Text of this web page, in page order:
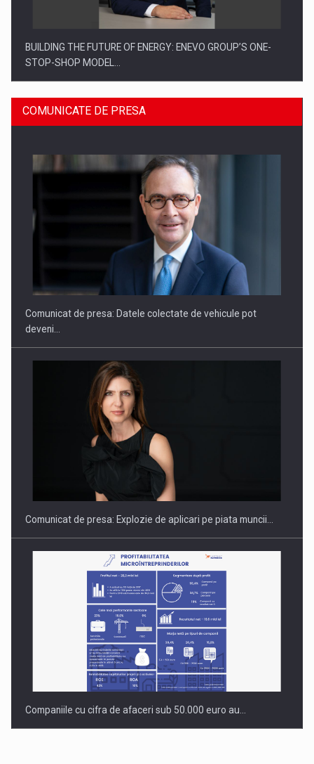
ROOTED IN ROMANIA, BUILT TO DELIVER TECHNOLOGY FOR
PUTTING ROMANIAN CORPORATE COMPANIES ON THE
INTERNATIONAL BUSINESS SCENE
COMUNICATE DE PRESA
Comunicat de presa: Datele colectate de vehicule pot
Comunicat de presa: Explozie de aplicari pe piata muncii…
Companiile cu cifra de afaceri sub 50.000 euro au…